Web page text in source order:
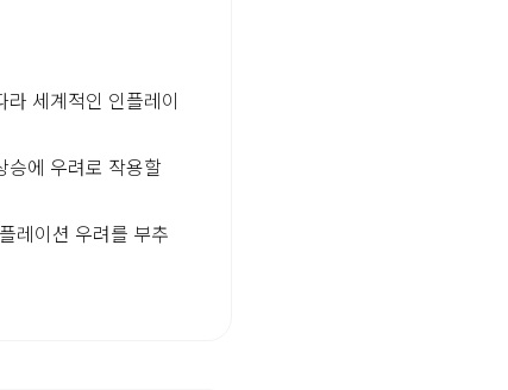
세계적인 인플레이
승에 우려로 작용할
레이션 우려를 부추